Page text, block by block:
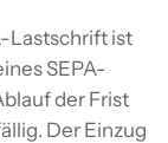
Lastschrift ist
SEPA-
der Frist
Der Einzug